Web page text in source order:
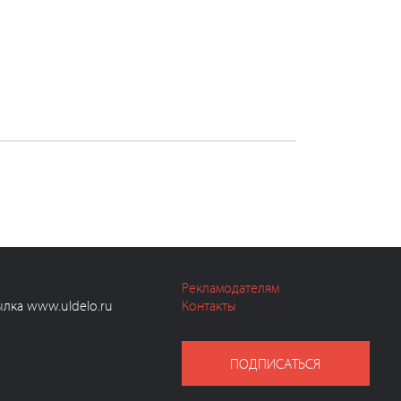
www.uldelo.ru
Рекламодателям
Контакты
ПОДПИСАТЬСЯ